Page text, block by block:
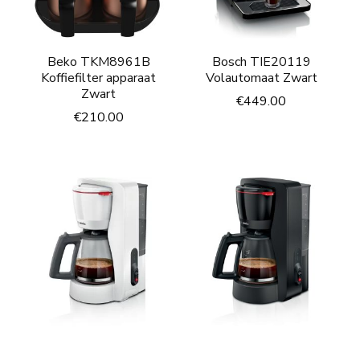
Beko TKM8961B
Koffiefilter apparaat
Zwart
€210.00
Bosch TIE20119
Volautomaat Zwart
€449.00